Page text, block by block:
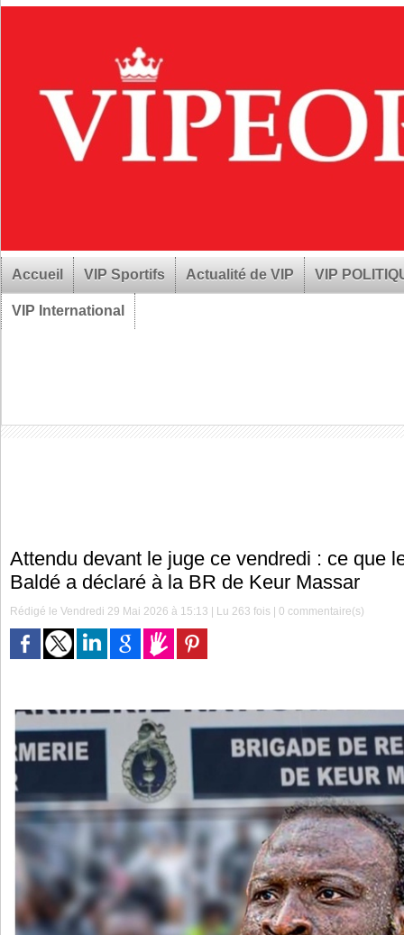
Accueil VIP Sportifs Actualité de VIP VIP
VIP International
Attendu devant le juge ce vendredi : ce que
Baldé a déclaré à la BR de Keur Massar
Rédigé le Vendredi 29 Mai 2026 à 15:13 | Lu 263 fois |0 commentaire(s)